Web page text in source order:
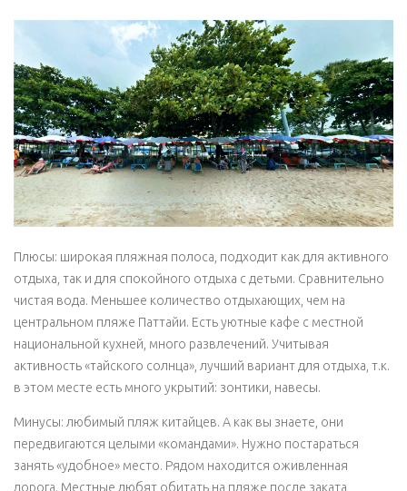
Плюсы: широкая пляжная полоса, подходит как для активного
отдыха, так и для спокойного отдыха с детьми. Сравнительно
чистая вода. Меньшее количество отдыхающих, чем на
центральном пляже Паттайи. Есть уютные кафе с местной
национальной кухней, много развлечений. Учитывая
активность «тайского солнца», лучший вариант для отдыха, т.к.
в этом месте есть много укрытий: зонтики, навесы.
Минусы: любимый пляж китайцев. А как вы знаете, они
передвигаются целыми «командами». Нужно постараться
занять «удобное» место. Рядом находится оживленная
дорога. Местные любят обитать на пляже после заката